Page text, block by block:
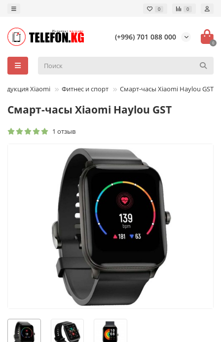
0 0
(+996) 701 088 000
0
Xiaomi Фитнес и спорт Смарт-часы Xiaomi Haylou GST
Смарт-часы Xiaomi Haylou GST
1 отзыв